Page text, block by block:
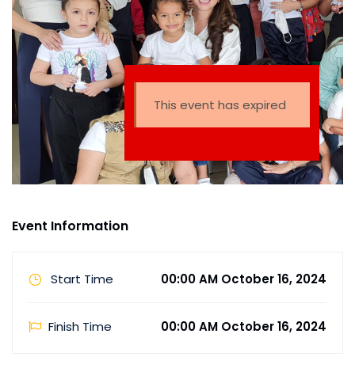
This event has expired
Event Information
Start Time 00:00 AM October 16, 2024
Finish Time 00:00 AM October 16, 2024